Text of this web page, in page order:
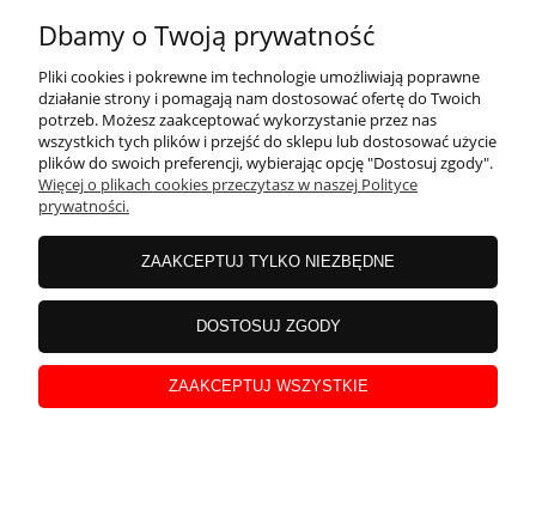
Mieczyk abisyński 10szt
Dbamy o Twoją prywatność
Pliki cookies i pokrewne im technologie umożliwiają poprawne
działanie strony i pomagają nam dostosować ofertę do Twoich
potrzeb. Możesz zaakceptować wykorzystanie przez nas
wszystkich tych plików i przejść do sklepu lub dostosować użycie
plików do swoich preferencji, wybierając opcję "Dostosuj zgody".
Więcej o plikach cookies przeczytasz w naszej Polityce
prywatności.
ZAAKCEPTUJ TYLKO NIEZBĘDNE
DOSTOSUJ ZGODY
ZAAKCEPTUJ WSZYSTKIE